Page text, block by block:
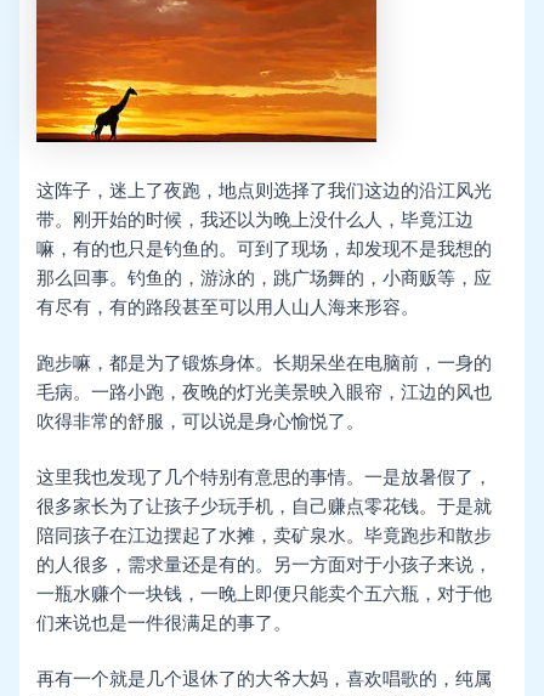
这阵子，迷上了夜跑，地点则选择了我们这边的沿江风光
带。刚开始的时候，我还以为晚上没什么人，毕竟江边
嘛，有的也只是钓鱼的。可到了现场，却发现不是我想的
那么回事。钓鱼的，游泳的，跳广场舞的，小商贩等，应
有尽有，有的路段甚至可以用人山人海来形容。
跑步嘛，都是为了锻炼身体。长期呆坐在电脑前，一身的
毛病。一路小跑，夜晚的灯光美景映入眼帘，江边的风也
吹得非常的舒服，可以说是身心愉悦了。
这里我也发现了几个特别有意思的事情。一是放暑假了，
很多家长为了让孩子少玩手机，自己赚点零花钱。于是就
陪同孩子在江边摆起了水摊，卖矿泉水。毕竟跑步和散步
的人很多，需求量还是有的。另一方面对于小孩子来说，
一瓶水赚个一块钱，一晚上即便只能卖个五六瓶，对于他
们来说也是一件很满足的事了。
再有一个就是几个退休了的大爷大妈，喜欢唱歌的，纯属